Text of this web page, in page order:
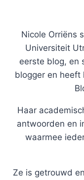
Nicole Orriëns
Universiteit
eerste blog, en
blogger en heeft
Haar
antwoorden en
waarmee
Ze is getrouwd